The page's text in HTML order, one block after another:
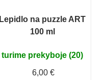
Lepidlo na puzzle ART
100 ml
turime prekyboje (20)
6,00 €